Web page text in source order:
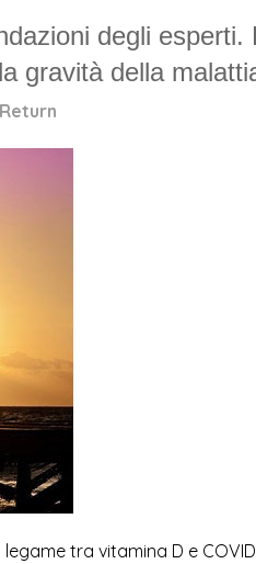
degli esperti.
gravità della
Return
tra vitamina D e